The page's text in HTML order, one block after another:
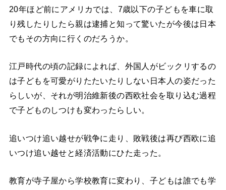
20年ほど前にアメリカでは、7歳以下の子どもを車に取
り残したりしたら親は逮捕と知って驚いたが今後は日本
でもその方向に行くのだろうか。
江戸時代の頃の記録によれば、外国人がビックリするの
は子どもを可愛がりたたいたりしない日本人の姿だった
らしいが、それが明治維新後の西欧社会を取り込む過程
で子どものしつけも変わったらしい。
追いつけ追い越せが戦争に走り、敗戦後は再び西欧に追
いつけ追い越せと経済活動にひた走った。
教育が寺子屋から学校教育に変わり、子どもは誰でも学